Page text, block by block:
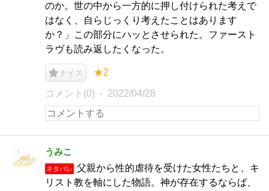
のか。世の中から一方的に押し付けられた考えで
はなく、自らじっくり考えたことはあります
か？」この部分にハッとさせられた。ファースト
ラヴも読み返したくなった。
ナイス ★2
コメント(0) 2022/04/28
うみこ
ネタバレ
父親から性的虐待を受けた女性たちと、キ
リスト教を軸にした物語。神が存在するならば、